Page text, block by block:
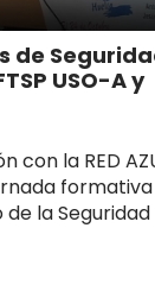
de
USO-A y
con la RED
formativa
la Seguridad